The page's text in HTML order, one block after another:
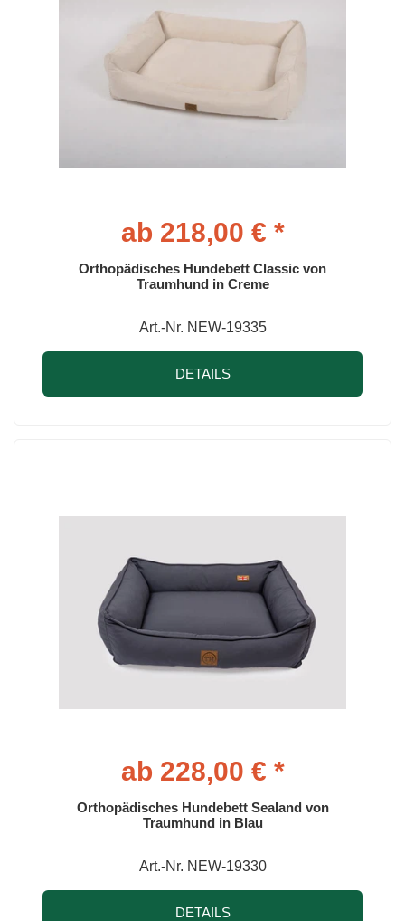
ab 218,00 € *
Orthopädisches Hundebett Classic von
Traumhund in Creme
Art.-Nr. NEW-19335
DETAILS
ab 228,00 € *
Orthopädisches Hundebett Sealand von
Traumhund in Blau
Art.-Nr. NEW-19330
DETAILS